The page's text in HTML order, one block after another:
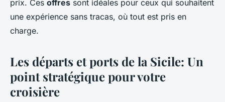
prix. Ces offres sont idéales pour ceux qui souhaitent
une expérience sans tracas, où tout est pris en
charge.
Les départs et ports de la Sicile: Un
point stratégique pour votre
croisière